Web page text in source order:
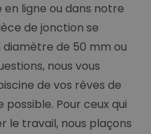
ligne ou dans notre
de jonction se
de 50 mm ou
nous vous
de vos rêves de
Pour ceux qui
le travail, nous plaçons